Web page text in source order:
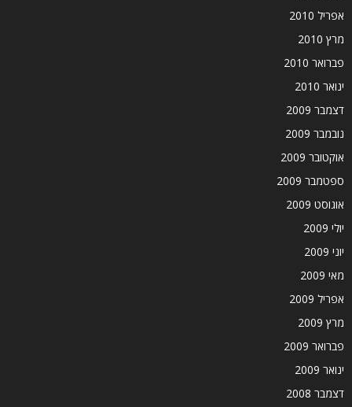
אפריל 2010
מרץ 2010
פברואר 2010
ינואר 2010
דצמבר 2009
נובמבר 2009
אוקטובר 2009
ספטמבר 2009
אוגוסט 2009
יולי 2009
יוני 2009
מאי 2009
אפריל 2009
מרץ 2009
פברואר 2009
ינואר 2009
דצמבר 2008